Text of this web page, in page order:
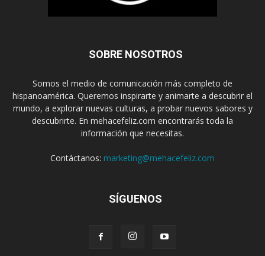
SOBRE NOSOTROS
Somos el medio de comunicación más completo de
hispanoamérica. Queremos inspirarte y animarte a descubrir el
mundo, a explorar nuevas culturas, a probar nuevos sabores y
descubrirte. En mehacefeliz.com encontrarás toda la
información que necesitas.
Contáctanos: marketing@mehacefeliz.com
SÍGUENOS